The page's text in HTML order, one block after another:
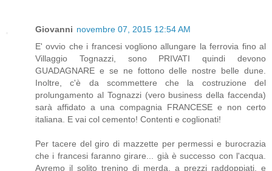
Giovanni novembre 07, 2015 12:54 AM
E' ovvio che i francesi vogliono allungare la ferrovia fino al
Villaggio Tognazzi, sono PRIVATI quindi devono
GUADAGNARE e se ne fottono delle nostre belle dune.
Inoltre, c'è da scommettere che la costruzione del
prolungamento al Tognazzi (vero business della faccenda)
sarà affidato a una compagnia FRANCESE e non certo
italiana. E vai col cemento! Contenti e coglionati!
Per tacere del giro di mazzette per permessi e burocrazia
che i francesi faranno girare... già è successo con l'acqua.
Avremo il solito trenino di merda, a prezzi raddoppiati, e